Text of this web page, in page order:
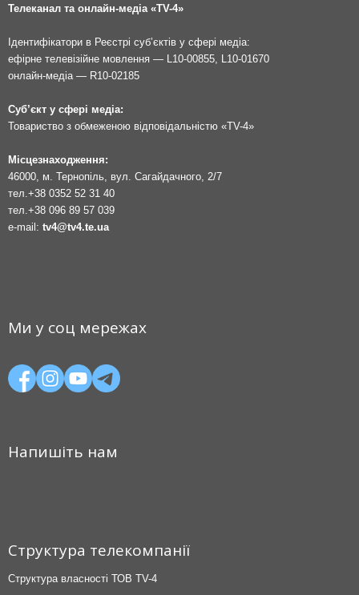
Телеканал та онлайн-медіа «TV-4»
Ідентифікатори в Реєстрі суб’єктів у сфері медіа:
ефірне телевізійне мовлення — L10-00855, L10-01670
онлайн-медіа — R10-02185
Суб’єкт у сфері медіа:
Товариство з обмеженою відповідальністю «TV-4»
Місцезнаходження:
46000, м. Тернопіль, вул. Сагайдачного, 2/7
тел. +38 0352 52 31 40
тел. +38 096 89 57 039
e-mail: tv4@tv4.te.ua
Ми у соц мережах
Напишіть нам
Структура телекомпанії
Структура власності ТОВ TV-4